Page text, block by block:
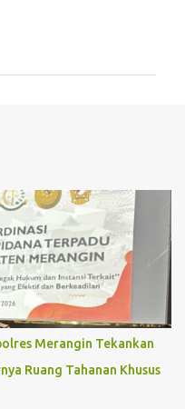
Merangin Tekankan
Ruang Tahanan Khusus